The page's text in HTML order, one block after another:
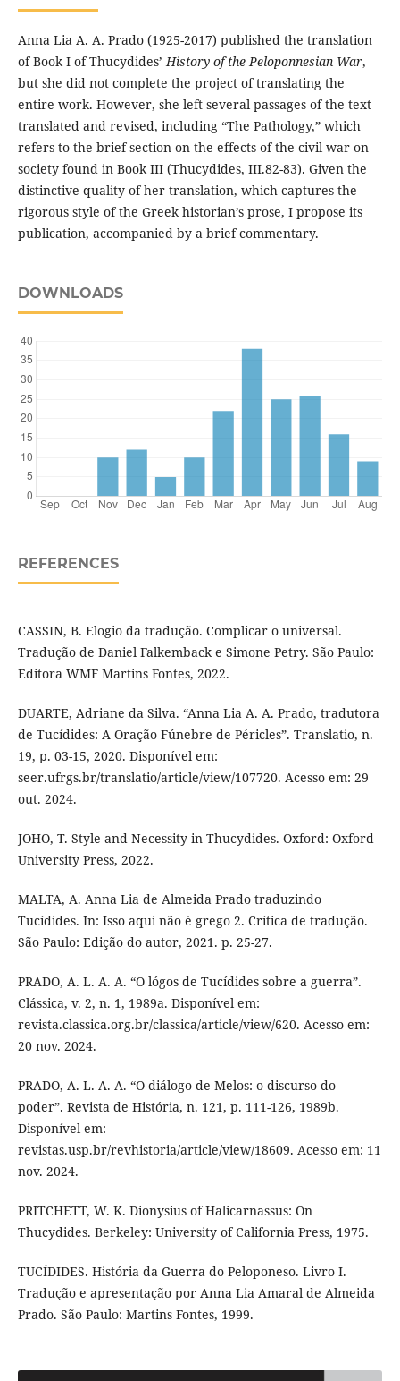
Anna Lia A. A. Prado (1925-2017) published the translation
of Book I of Thucydides’ History of the Peloponnesian War,
but she did not complete the project of translating the
entire work. However, she left several passages of the text
translated and revised, including “The Pathology,” which
refers to the brief section on the effects of the civil war on
society found in Book III (Thucydides, III.82-83). Given the
distinctive quality of her translation, which captures the
rigorous style of the Greek historian’s prose, I propose its
publication, accompanied by a brief commentary.
DOWNLOADS
REFERENCES
CASSIN, B. Elogio da tradução. Complicar o universal.
Tradução de Daniel Falkemback e Simone Petry. São Paulo:
Editora WMF Martins Fontes, 2022.
DUARTE, Adriane da Silva. “Anna Lia A. A. Prado, tradutora
de Tucídides: A Oração Fúnebre de Péricles”. Translatio, n.
19, p. 03-15, 2020. Disponível em:
seer.ufrgs.br/translatio/article/view/107720. Acesso em: 29
out. 2024.
JOHO, T. Style and Necessity in Thucydides. Oxford: Oxford
University Press, 2022.
MALTA, A. Anna Lia de Almeida Prado traduzindo
Tucídides. In: Isso aqui não é grego 2. Crítica de tradução.
São Paulo: Edição do autor, 2021. p. 25-27.
PRADO, A. L. A. A. “O lógos de Tucídides sobre a guerra”.
Clássica, v. 2, n. 1, 1989a. Disponível em:
revista.classica.org.br/classica/article/view/620. Acesso em:
20 nov. 2024.
PRADO, A. L. A. A. “O diálogo de Melos: o discurso do
poder”. Revista de História, n. 121, p. 111-126, 1989b.
Disponível em:
revistas.usp.br/revhistoria/article/view/18609. Acesso em: 11
nov. 2024.
PRITCHETT, W. K. Dionysius of Halicarnassus: On
Thucydides. Berkeley: University of California Press, 1975.
TUCÍDIDES. História da Guerra do Peloponeso. Livro I.
Tradução e apresentação por Anna Lia Amaral de Almeida
Prado. São Paulo: Martins Fontes, 1999.